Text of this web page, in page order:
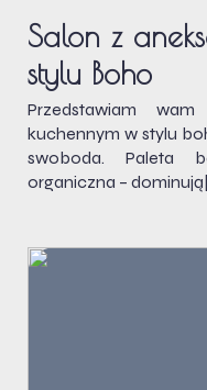
Salon z
stylu Boho
Przedstawiam
kuchennym w stylu
swoboda. Paleta
organiczna –